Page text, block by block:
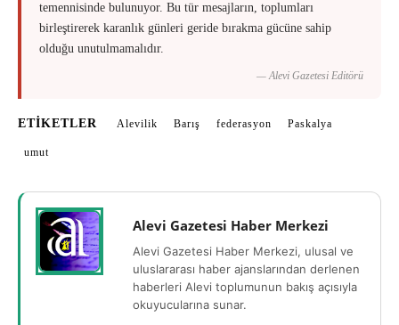
temennisinde bulunuyor. Bu tür mesajların, toplumları
birleştirerek karanlık günleri geride bırakma gücüne sahip
olduğu unutulmamalıdır.
— Alevi Gazetesi Editörü
ETIKETLER Alevilik Barış federasyon Paskalya
umut
Alevi Gazetesi Haber Merkezi
Alevi Gazetesi Haber Merkezi, ulusal ve
uluslararası haber ajanslarından derlenen
haberleri Alevi toplumunun bakış açısıyla
okuyucularına sunar.